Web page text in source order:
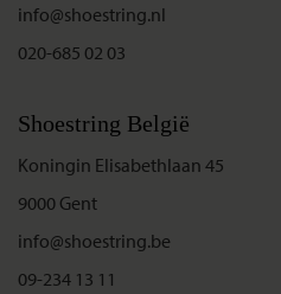
info@shoestring.nl
020-685 02 03
Shoestring België
Koningin Elisabethlaan 45
9000 Gent
info@shoestring.be
09-234 13 11